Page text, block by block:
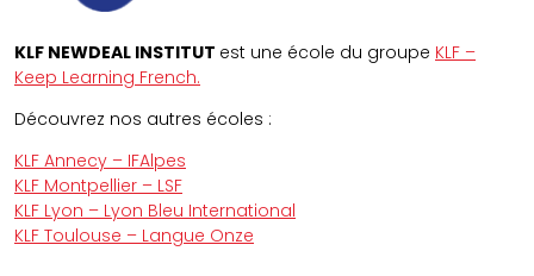
KLF NEWDEAL INSTITUT est une école du groupe KLF –
Keep Learning French.
Découvrez nos autres écoles :
KLF Annecy – IFAlpes
KLF Montpellier – LSF
KLF Lyon – Lyon Bleu International
KLF Toulouse – Langue Onze